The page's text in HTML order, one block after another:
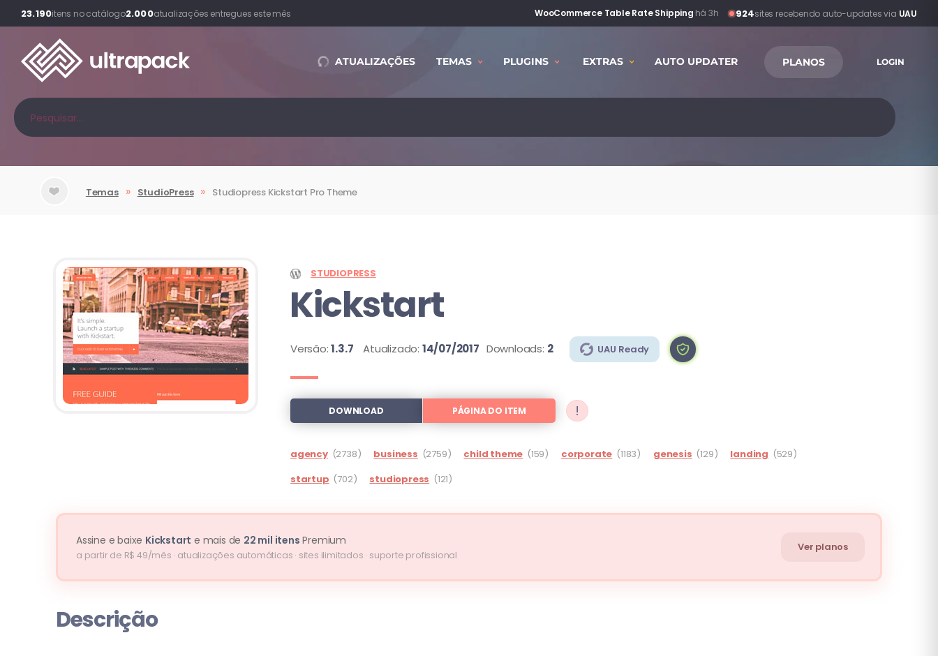
23.190itens no catálogo2.000atualizações entregues este mês 924sites recebendo auto-updates via UAU
WooCommerce Table Rate Shipping·há 3h
ATUALIZAÇÕES TEMAS PLUGINS EXTRAS AUTO UPDATER PLANOS LOGIN
Temas » StudioPress » Studiopress Kickstart Pro Theme
STUDIOPRESS
Kickstart
Versão:1.3.7 Atualizado: 14/07/2017 Downloads: 2 UAU Ready
DOWNLOAD PÁGINA DO ITEM !
agency (2738) business (2759) child theme (159) corporate (1183) genesis (129) landing (529)
startup (702) studiopress (121)
Assine e baixe Kickstart e mais de 22 mil itens Premium
a partir de R$ 49/mês · atualizações automáticas · sites ilimitados · suporte profissional
Ver planos
Descrição